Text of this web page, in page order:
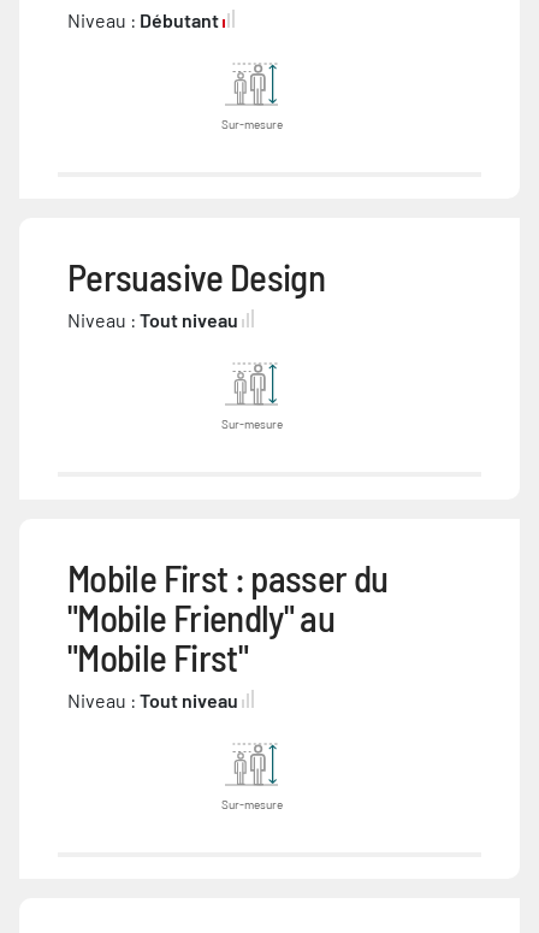
Niveau : Débutant
Sur-mesure
Persuasive Design
Niveau : Tout niveau
Sur-mesure
Mobile First : passer du
"Mobile Friendly" au
"Mobile First"
Niveau : Tout niveau
Sur-mesure